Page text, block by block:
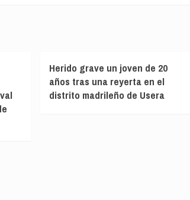
Herido grave un joven de 20
años tras una reyerta en el
distrito madrileño de Usera